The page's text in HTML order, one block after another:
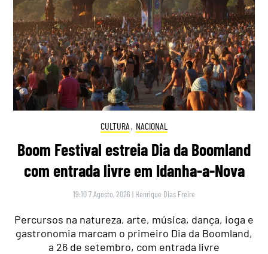
CULTURA , NACIONAL
Boom Festival estreia Dia da Boomland
com entrada livre em Idanha-a-Nova
19:10 7 Agosto, 2026 | Henrique Dias Freire
Percursos na natureza, arte, música, dança, ioga e
gastronomia marcam o primeiro Dia da Boomland,
a 26 de setembro, com entrada livre